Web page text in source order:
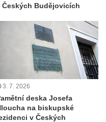
u
5. května v
Českých Budějovicích
3. 7. 2026
deska Josefa
na biskupské
v Českých